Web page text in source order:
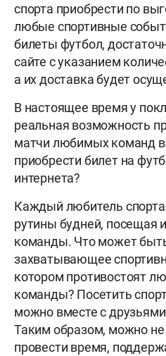
спорта приобрести по
любые спортивные
билеты футбол,
сайте с указанием
а их доставка будет
В настоящее время у
реальная возможность
матчи любимых команд
приобрести билет на
интернета?
Каждый любитель спорта
рутины будней, посещая
команды. Что может
захватывающее
котором противостоят
команды? Посетить
можно вместе с
Таким образом, можно не
провести время,